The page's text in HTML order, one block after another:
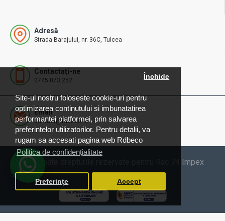
Site-ul nostru foloseste cookie-uri pentru
optimizarea continutului si imbunatatirea
performantei platformei, prin salvarea
preferintelor utilizatorilor. Pentru detalii, va
rugam sa accesati pagina web Rdbeco
Politica de confidențialitate
Închide
Preferințe Accept
Adresă
Strada Barajului, nr. 36C, Tulcea
Contactați-ne
0745.073.252
Email
contact@rdbeco.ro
© 2025 Toate drepturile rezervate pentru Rac 74 Impex
SRL